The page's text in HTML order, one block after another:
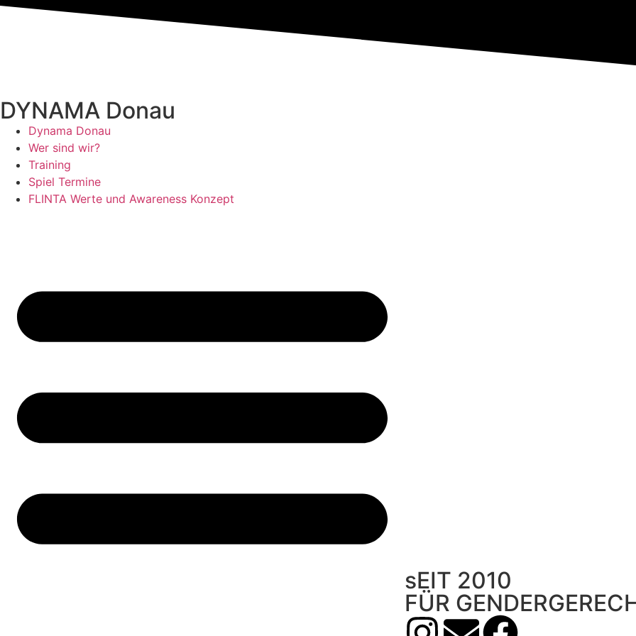
DYNAMA Donau
Dynama Donau
Wer sind wir?
Training
Spiel Termine
FLINTA Werte und Awareness Konzept
sEIT 2010
FÜR